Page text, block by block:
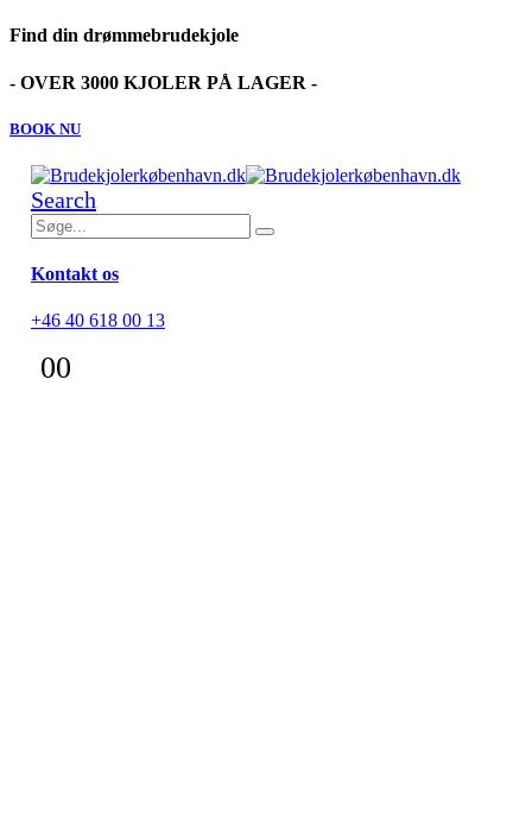
Find din drømmebrudekjole
- OVER 3000 KJOLER PÅ LAGER -
BOOK NU
Search
Kontakt os
+46 40 618 00 13
00